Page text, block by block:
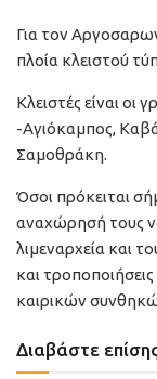
Για τον
πλοία κλειστού
Κλειστές είναι
-Αγιόκαμπος,
Σαμοθράκη.
Όσοι πρόκειται
αναχώρησή τους
λιμεναρχεία και
και
καιρικών
Διαβάστε